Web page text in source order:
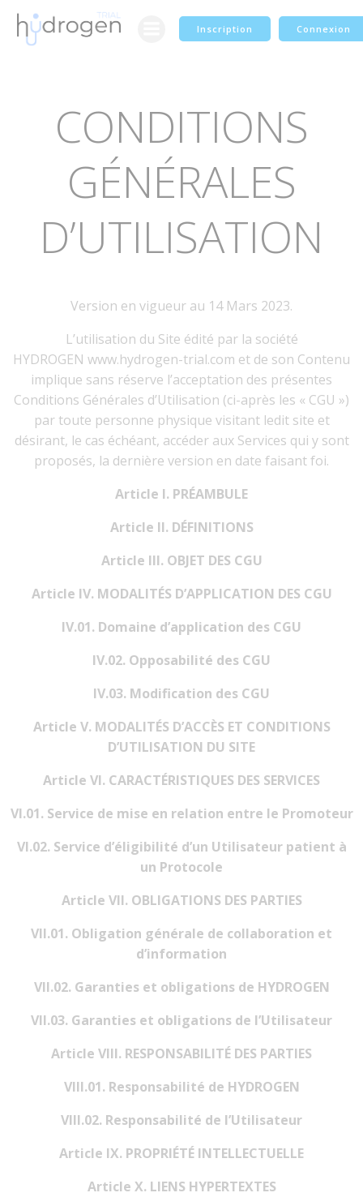
Inscription Connexion
CONDITIONS
GÉNÉRALES
D’UTILISATION
Version en vigueur au 14 Mars 2023.
L’utilisation du Site édité par la société
HYDROGEN www.hydrogen-trial.com et de son Contenu
implique sans réserve l’acceptation des présentes
Conditions Générales d’Utilisation (ci-après les « CGU »)
par toute personne physique visitant ledit site et
désirant, le cas échéant, accéder aux Services qui y sont
proposés, la dernière version en date faisant foi.
Article I. PRÉAMBULE
Article II. DÉFINITIONS
Article III. OBJET DES CGU
Article IV. MODALITÉS D’APPLICATION DES CGU
IV.01. Domaine d’application des CGU
IV.02. Opposabilité des CGU
IV.03. Modification des CGU
Article V. MODALITÉS D’ACCÈS ET CONDITIONS
D’UTILISATION DU SITE
Article VI. CARACTÉRISTIQUES DES SERVICES
VI.01. Service de mise en relation entre le Promoteur
VI.02. Service d’éligibilité d’un Utilisateur patient à
un Protocole
Article VII. OBLIGATIONS DES PARTIES
VII.01. Obligation générale de collaboration et
d’information
VII.02. Garanties et obligations de HYDROGEN
VII.03. Garanties et obligations de l’Utilisateur
Article VIII. RESPONSABILITÉ DES PARTIES
VIII.01. Responsabilité de HYDROGEN
VIII.02. Responsabilité de l’Utilisateur
Article IX. PROPRIÉTÉ INTELLECTUELLE
Article X. LIENS HYPERTEXTES
Panneau de gestion des cookies